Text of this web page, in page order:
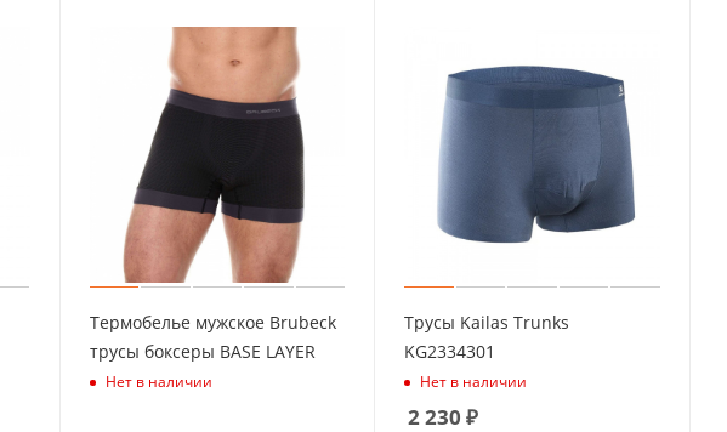
Термобелье мужское Brubeck
трусы боксеры BASE LAYER
Нет в наличии
Трусы Kailas Trunks
KG2334301
Нет в наличии
2 230 ₽